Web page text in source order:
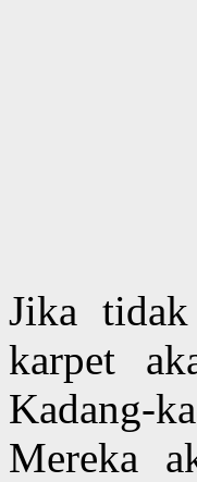
Jika
karpet
Kadang-
Mereka